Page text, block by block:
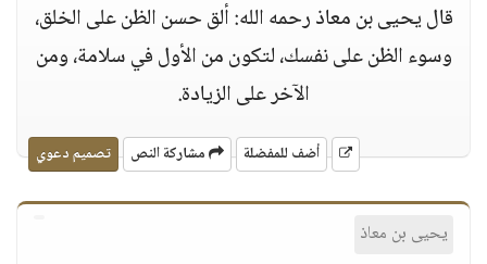
قال يحيى بن معاذ رحمه الله: ألق حسن الظن على الخلق،
وسوء الظن على نفسك، لتكون من الأول في سلامة، ومن
الآخر على الزيادة.
أضف للمفضلة مشاركة النص تصميم دعوي
يحيى بن معاذ